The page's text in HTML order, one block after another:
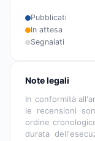
Pubblicati
In attesa
Segnalati
Note legali
In conformità
le recensioni
ordine
durata